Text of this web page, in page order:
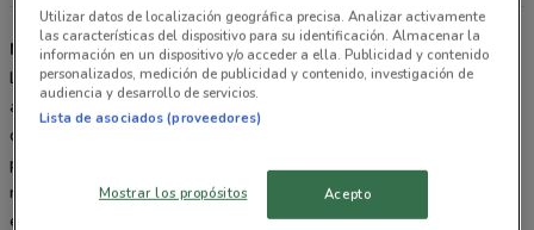
Movistar DF
Los distribuidores autorizados Movistar DF son tu punto de acceso
a las novedades en teléfonos celulares, planes de telefonía y
descuentos en los precios del equipo que buscas. Conoce las
promociones vigentes, junto con los beneficios de Movistar On, las
recargas instantáneas, los servicios exclusivos para negocios y
empresas, y las rebajas del programa Cámbiate a Movistar. Recibe
Utilizar datos de localización geográfica precisa. Analizar activamente
las características del dispositivo para su identificación. Almacenar la
información en un dispositivo y/o acceder a ella. Publicidad y contenido
personalizados, medición de publicidad y contenido, investigación de
audiencia y desarrollo de servicios.
Lista de asociados (proveedores)
Mostrar los propósitos Acepto